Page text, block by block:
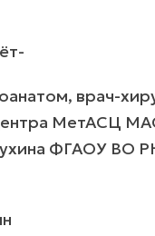
врач-
МетАСЦ
ФГАОУ ВО